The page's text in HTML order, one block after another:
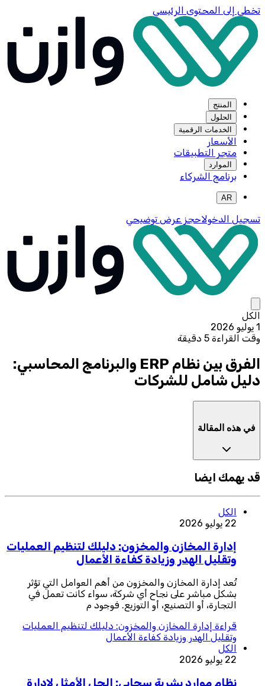
تخطي إلى المحتوى الرئيسي
المنتج
الحلول
الخدمات الرقمية
الأسعار
متجر التطبيقات
الموارد
برنامج الشركاء
AR
تسجيل الدخولاحجز عرض توضيحي
الكل
1 يوليو 2026
وقت القراءة 5 دقيقة
الفرق بين نظام ERP والبرنامج المحاسبي:
دليل شامل للشركات
في هذه المقالة
قد يهمك ايضا
الكل
22 يوليو 2026
إدارة المخازن والمخزون: دليلك لتنظيم العمليات
وتقليل الهدر وزيادة كفاءة الأعمال
تُعد إدارة المخازن والمخزون من أهم العوامل التي تؤثر
بشكل مباشر على نجاح أي شركة، سواء كانت تعمل في
التجارة، أو التصنيع، أو التوزيع. فوجود م
قراءة إدارة المخازن والمخزون: دليلك لتنظيم العمليات
وتقليل الهدر وزيادة كفاءة الأعمال
الكل
22 يوليو 2026
نظام موارد بشرية سحابي: الحل الأمثل لإدارة